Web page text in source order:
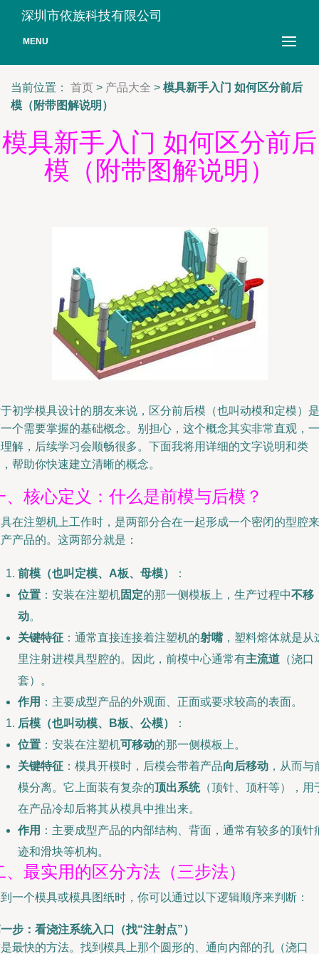
深圳市依族科技有限公司
MENU
当前位置： 首页 > 产品大全 > 模具新手入门 如何区分前后
模（附带图解说明）
模具新手入门 如何区分前后
模（附带图解说明）
初学模具设计的朋友来说，区分前后模（也叫动模和定模）是
个需要掌握的基础概念。别担心，这个概念其实非常直观，一
解，后续学习会顺畅很多。下面我将用详细的文字说明和类
帮助你快速建立清晰的概念。
、核心定义：什么是前模与后模？
在注塑机上工作时，是两部分合在一起形成一个密闭的型腔来
产品的。这两部分就是：
前模（也叫定模、A板、母模）
：
位置 ：安装在注塑机固定的那一侧模板上，生产过程中不移
动。
关键特征 ：通常直接连接着注塑机的射嘴，塑料熔体就是从
里注射进模具型腔的。因此，前模中心通常有主流道 （浇口
套）。
作用 ：主要成型产品的外观面、正面或要求较高的表面。
后模（也叫动模、B板、公模）
：
位置 ：安装在注塑机可移动的那一侧模板上。
关键特征 ：模具开模时，后模会带着产品向后移动 ，从而与
模分离。它上面装有复杂的顶出系统（顶针、顶杆等），用
在产品冷却后将其从模具中推出来。
作用 ：主要成型产品的内部结构、背面，通常有较多的顶针
迹和滑块等机构。
、最实用的区分方法（三步法）
一个模具或模具图纸时，你可以通过以下逻辑顺序来判断：
步：看浇注系统入口（找“注射点”）
最快的方法。找到模具上那个圆形的、通向内部的孔（浇口